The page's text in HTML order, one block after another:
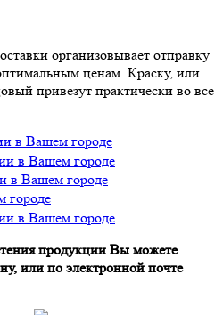
организовывает отправку
ценам. Краску, или
привезут практически во все
продукции Вы можете
или по электронной почте